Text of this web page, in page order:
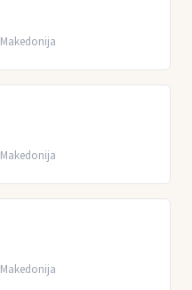
Makedonija
Makedonija
Makedonija